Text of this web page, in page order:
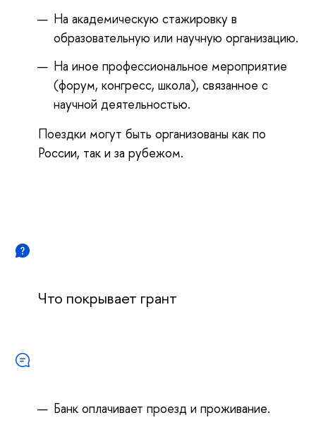
На академическую стажировку в
образовательную или научную организацию.
На иное профессиональное мероприятие
(форум, конгресс, школа), связанное с
научной деятельностью.
Поездки могут быть организованы как по
России, так и за рубежом.
Что покрывает грант
Банк оплачивает проезд и проживание.